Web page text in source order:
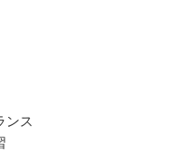
ンス